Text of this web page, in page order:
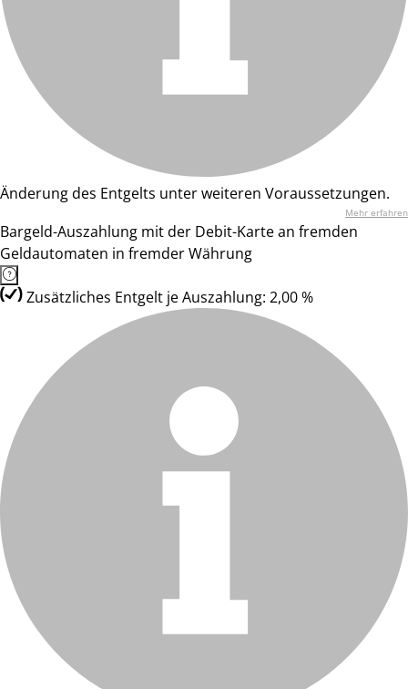
Änderung des Entgelts unter weiteren Voraussetzungen.
Mehr erfahren
Bargeld-Auszahlung mit der Debit-Karte an fremden
Geldautomaten in fremder Währung
Zusätzliches Entgelt je Auszahlung: 2,00 %